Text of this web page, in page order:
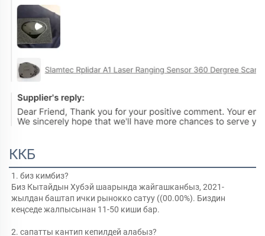
ККБ
1. биз кимбиз?
Биз Кытайдын Хубэй шаарында жайгашканбыз, 2021-
жылдан баштап ички рынокко сатуу ((00.00%). Биздин
кеңседе жалпысынан 11-50 киши бар.
2. сапатты кантип кепилдей алабыз?